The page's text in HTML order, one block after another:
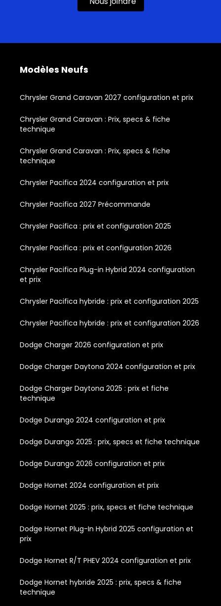
Modèles Neufs
Chrysler Grand Caravan 2027 configuration et prix
Chrysler Grand Caravan : Prix, specs & fiche
technique
Chrysler Grand Caravan : Prix, specs & fiche
technique
Chrysler Pacifica 2024 configuration et prix
Chrysler Pacifica 2027 Précommande
Chrysler Pacifica : prix et configuration 2025
Chrysler Pacifica : prix et configuration 2026
Chrysler Pacifica Plug-in Hybrid 2024 configuration
et prix
Chrysler Pacifica hybride : prix et configuration 2025
Chrysler Pacifica hybride : prix et configuration 2026
Dodge Charger 2026 configuration et prix
Dodge Charger Daytona 2024 configuration et prix
Dodge Charger Daytona 2025 : prix et fiche
technique
Dodge Durango 2024 configuration et prix
Dodge Durango 2025 : prix, specs et fiche technique
Dodge Durango 2026 configuration et prix
Dodge Hornet 2024 configuration et prix
Dodge Hornet 2025 : prix, specs et fiche technique
Dodge Hornet Plug-In Hybrid 2025 configuration et
prix
Dodge Hornet R/T PHEV 2024 configuration et prix
Dodge Hornet hybride 2025 : prix, specs & fiche
technique